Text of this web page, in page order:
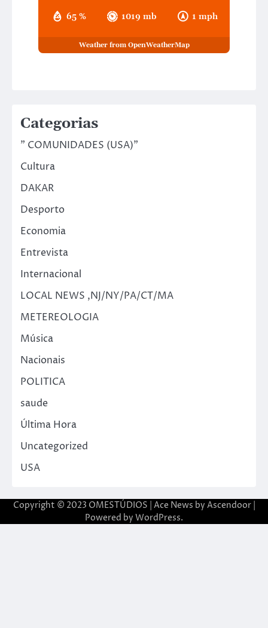
65 % 1019 mb 1 mph
Weather from OpenWeatherMap
Categorias
" COMUNIDADES (USA)"
Cultura
DAKAR
Desporto
Economia
Entrevista
Internacional
LOCAL NEWS ,NJ/NY/PA/CT/MA
METEREOLOGIA
Música
Nacionais
POLITICA
saude
Última Hora
Uncategorized
USA
Copyright © 2023 OMESTÚDIOS | Ace News by Ascendoor|
Powered by WordPress.